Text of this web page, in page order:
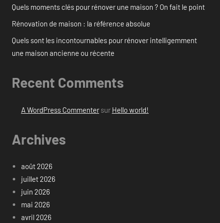
Quels moments clés pour rénover une maison ? On fait le point
Rénovation de maison : la référence absolue
Quels sont les incontournables pour rénover intelligemment
une maison ancienne ou récente
Recent Comments
A WordPress Commentersur Hello world!
Archives
août 2026
juillet 2026
juin 2026
mai 2026
avril 2026